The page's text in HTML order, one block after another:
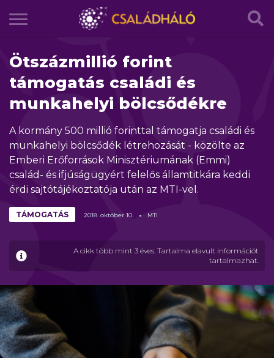
Ötszázmillió forint
támogatás családi és
munkahelyi bölcsődékre
A kormány 500 millió forinttal támogatja családi és
munkahelyi bölcsődék létrehozását - közölte az
Emberi Erőforrások Minisztériumának (Emmi)
család- és ifjúságügyért felelős államtitkára keddi
érdi sajtótájékoztatója után az MTI-vel.
A cikk több mint 3 éves. Tartalma elavult információt
tartalmazhat.
TÁMOGATÁS 2018. október 10. MTI